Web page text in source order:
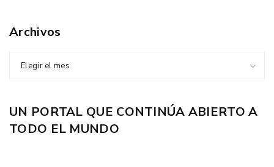
Archivos
Elegir el mes
UN PORTAL QUE CONTINÚA ABIERTO A
TODO EL MUNDO